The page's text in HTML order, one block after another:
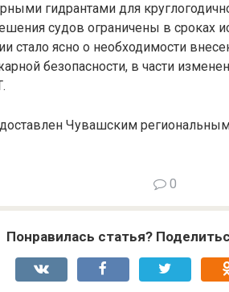
гидрантами для
судов ограничены в сроках
стало ясно о необходимости
безопасности, в части
Чувашским
0
Понравилась статья?